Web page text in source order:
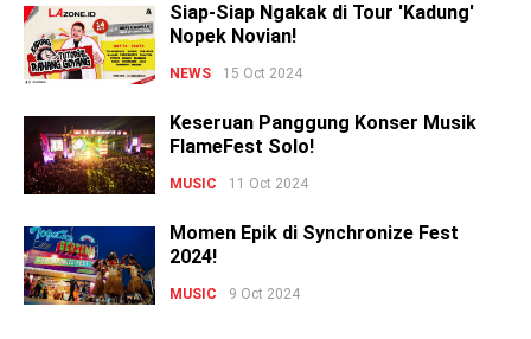
Siap-Siap Ngakak di Tour 'Kadung'
Nopek Novian!
NEWS 15 Oct 2024
Keseruan Panggung Konser Musik
FlameFest Solo!
MUSIC 11 Oct 2024
Momen Epik di Synchronize Fest
2024!
MUSIC 9 Oct 2024